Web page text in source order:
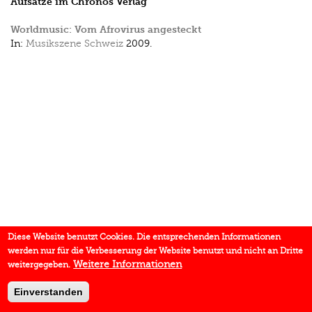
Worldmusic: Vom Afrovirus angesteckt
In: Musikszene Schweiz 2009.
Diese Website benutzt Cookies. Die entsprechenden Informationen
werden nur für die Verbesserung der Website benutzt und nicht an Dritte
weitergegeben. Weitere Informationen
Einverstanden